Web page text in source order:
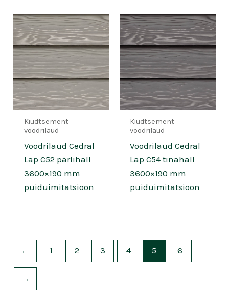
Kiudtsement
voodrilaud
Voodrilaud Cedral
Lap C52 pärlihall
3600×190 mm
puiduimitatsioon
Kiudtsement
voodrilaud
Voodrilaud Cedral
Lap C54 tinahall
3600×190 mm
puiduimitatsioon
← 1 2 3 4 5 6
→